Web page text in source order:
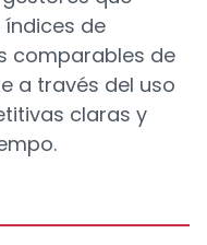
de
comparables de
a través del uso
claras y